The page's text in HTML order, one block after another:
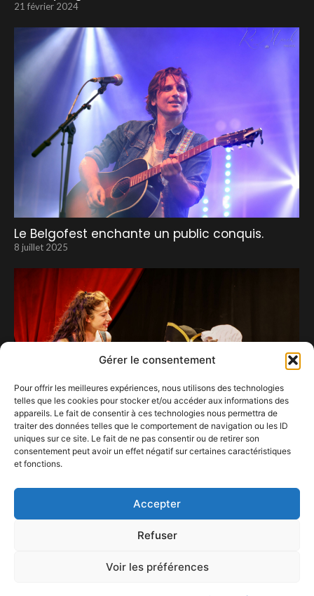
Gérer le consentement
Pour offrir les meilleures expériences, nous utilisons des technologies
telles que les cookies pour stocker et/ou accéder aux informations des
appareils. Le fait de consentir à ces technologies nous permettra de
traiter des données telles que le comportement de navigation ou les ID
uniques sur ce site. Le fait de ne pas consentir ou de retirer son
consentement peut avoir un effet négatif sur certaines caractéristiques
et fonctions.
Accepter
Refuser
Voir les préférences
21 février 2024
Le Belgofest enchante un public conquis.
8 juillet 2025
5 avril 2023